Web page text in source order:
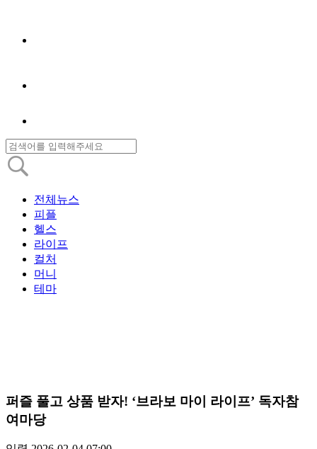
전체뉴스
피플
헬스
라이프
컬처
머니
테마
퍼즐 풀고 상품 받자! ‘브라보 마이 라이프’ 독자참
여마당